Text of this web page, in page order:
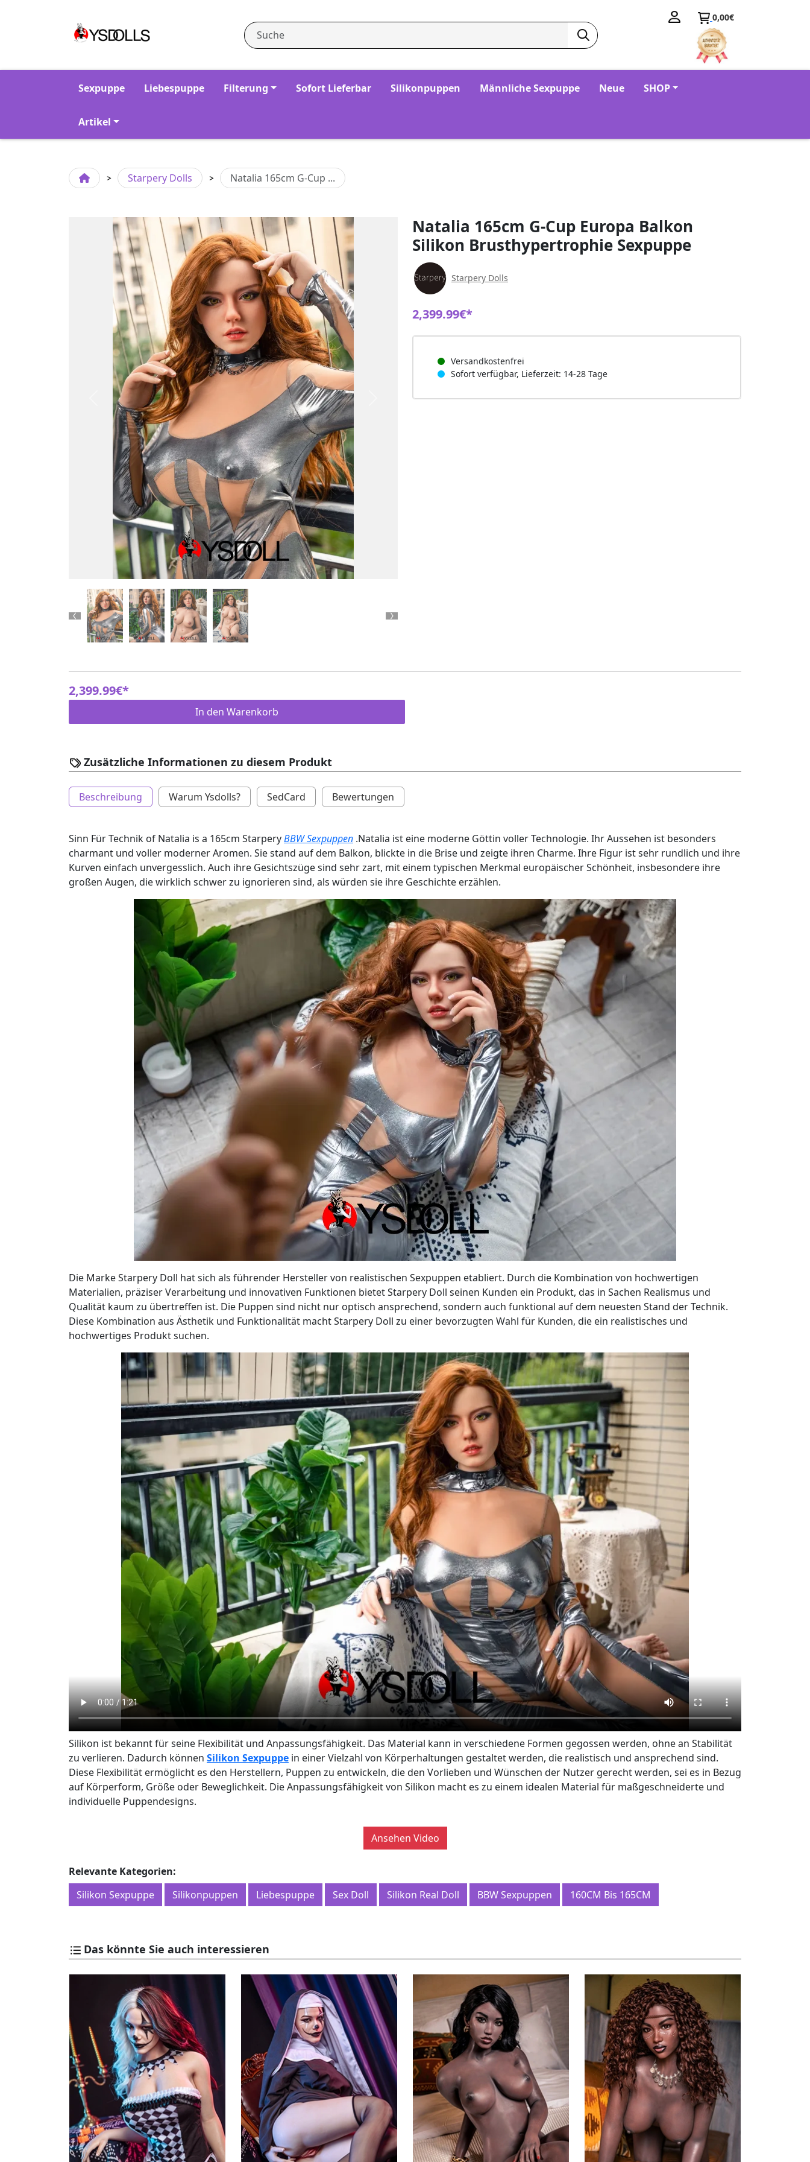
0,00€
Sexpuppe Liebespuppe Filterung Sofort Lieferbar Silikonpuppen Männliche Sexpuppe Neue SHOP
Artikel
Starpery Dolls Natalia 165cm G-Cup ...
Previous
Previous Next
Natalia 165cm G-Cup Europa Balkon
Silikon Brusthypertrophie Sexpuppe
Starpery Dolls
2,399.99€*
Versandkostenfrei
Sofort verfügbar, Lieferzeit: 14-28 Tage
2,399.99€*
In den Warenkorb
Zusätzliche Informationen zu diesem Produkt
Beschreibung Warum Ysdolls? SedCard Bewertungen
Sinn Für Technik of Natalia is a 165cm StarperyBBW Sexpuppen .Natalia ist eine moderne Göttin voller Technologie. Ihr Aussehen ist besonders
charmant und voller moderner Aromen. Sie stand auf dem Balkon, blickte in die Brise und zeigte ihren Charme. Ihre Figur ist sehr rundlich und ihre
Kurven einfach unvergesslich. Auch ihre Gesichtszüge sind sehr zart, mit einem typischen Merkmal europäischer Schönheit, insbesondere ihre
großen Augen, die wirklich schwer zu ignorieren sind, als würden sie ihre Geschichte erzählen.
Die Marke Starpery Doll hat sich als führender Hersteller von realistischen Sexpuppen etabliert. Durch die Kombination von hochwertigen
Materialien, präziser Verarbeitung und innovativen Funktionen bietet Starpery Doll seinen Kunden ein Produkt, das in Sachen Realismus und
Qualität kaum zu übertreffen ist. Die Puppen sind nicht nur optisch ansprechend, sondern auch funktional auf dem neuesten Stand der Technik.
Diese Kombination aus Ästhetik und Funktionalität macht Starpery Doll zu einer bevorzugten Wahl für Kunden, die ein realistisches und
hochwertiges Produkt suchen.
Silikon ist bekannt für seine Flexibilität und Anpassungsfähigkeit. Das Material kann in verschiedene Formen gegossen werden, ohne an Stabilität
zu verlieren. Dadurch können Silikon Sexpuppe in einer Vielzahl von Körperhaltungen gestaltet werden, die realistisch und ansprechend sind.
Diese Flexibilität ermöglicht es den Herstellern, Puppen zu entwickeln, die den Vorlieben und Wünschen der Nutzer gerecht werden, sei es in Bezug
auf Körperform, Größe oder Beweglichkeit. Die Anpassungsfähigkeit von Silikon macht es zu einem idealen Material für maßgeschneiderte und
individuelle Puppendesigns.
Ansehen Video
Relevante Kategorien:
Silikon Sexpuppe
Silikonpuppen Liebespuppe Sex Doll Silikon Real Doll BBW Sexpuppen 160CM Bis 165CM
Das könnte Sie auch interessieren